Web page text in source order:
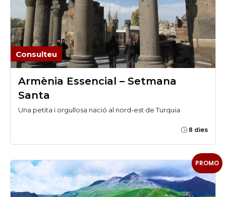
Consulteu
Armènia Essencial – Setmana
Santa
Una petita i orgullosa nació al nord-est de Turquia
8 dies
PROMO